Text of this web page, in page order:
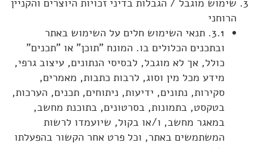
שימוש מוגבל / הגבלות בדיני זכויות היוצרים והקניין
הרוחני
3.1. תנאי השימוש חלים על השימוש באתר
ובתכנים הכלולים בו. המונח "תוכן" או "תכנים"
כולל, אך לא מוגבל, לבסיסי הנתונים, עיצוב גרפי,
מידע מכל מין וסוג, לרבות כתבות, מאמרים,
סקירות, נתונים, ידיעות, ניתוחים, תכנים, הערכות,
בטקסט, בתמונות, בסרטונים, בתוכנת מחשב,
במאגר מחשב, ו/או בקול, שיועמדו לרשות
המשתמשים באתר, וכל פרט אחר הקשור בהפעלתו